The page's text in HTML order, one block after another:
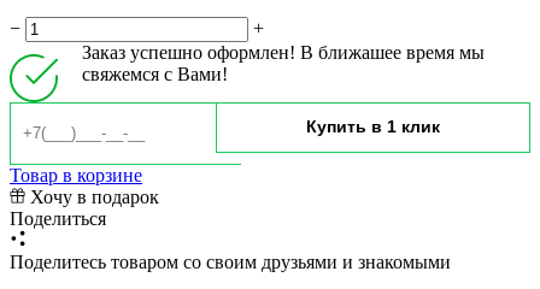
−
+
Заказ успешно оформлен! В ближашее время мы
свяжемся с Вами!
Товар в корзине
Хочу в подарок
Поделиться
Поделитесь товаром со своим друзьями и знакомыми